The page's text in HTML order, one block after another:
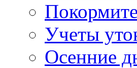
Учеты
Осенние